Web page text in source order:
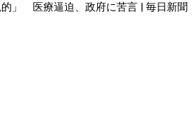
」 医療逼迫、政府に苦言 | 毎日新聞